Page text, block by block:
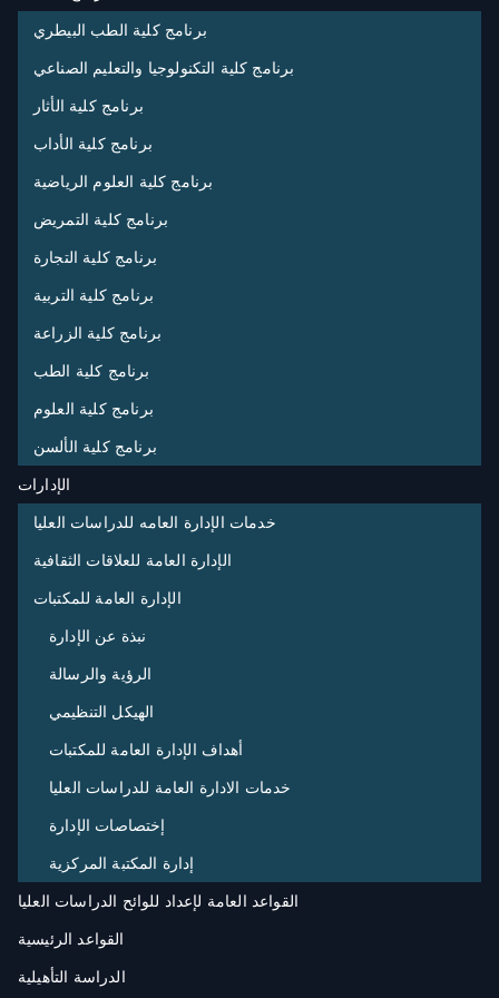
برنامج كلية الطب البيطري
برنامج كلية التكنولوجيا والتعليم الصناعي
برنامج كلية الأثار
برنامج كلية الأداب
برنامج كلية العلوم الرياضية
برنامج كلية التمريض
برنامج كلية التجارة
برنامج كلية التربية
برنامج كلية الزراعة
برنامج كلية الطب
برنامج كلية العلوم
برنامج كلية الألسن
الإدارات
خدمات الإدارة العامه للدراسات العليا
الإدارة العامة للعلاقات الثقافية
الإدارة العامة للمكتبات
نبذة عن الإدارة
الرؤية والرسالة
الهيكل التنظيمي
أهداف الإدارة العامة للمكتبات
خدمات الادارة العامة للدراسات العليا
إختصاصات الإدارة
إدارة المكتبة المركزية
القواعد العامة لإعداد للوائح الدراسات العليا
القواعد الرئيسية
الدراسة التأهيلية